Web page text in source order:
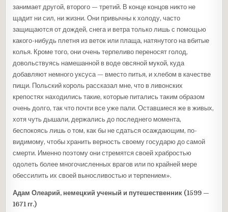
занимает другой, второго — третий. В конце концов никто не
щадит ни сил, ни жизни. Они привычны к холоду, часто
защищаются от дождей, снега и ветра только лишь с помощью
какого-нибудь плетня из веток или плаща, натянутого на вбитые
колья. Кроме того, они очень терпеливо переносят голод,
довольствуясь намешанной в воде овсяной мукой, куда
добавляют немного уксуса — вместо питья, и хлебом в качестве
пищи. Польский король рассказал мне, что в ливонских
крепостях находились такие, которые питались таким образом
очень долго, так что почти все уже пали. Оставшиеся же в живых,
хотя чуть дышали, держались до последнего момента,
беспокоясь лишь о том, как бы не сдаться осаждающим, по-
видимому, чтобы хранить верность своему государю до самой
смерти. Именно поэтому они стремятся своей храбростью
одолеть более многочисленных врагов или по крайней мере
обессилить их своей выносливостью и терпением».
Адам Олеарий, немецкий ученый и путешественник (1599 —
1671 гг.)